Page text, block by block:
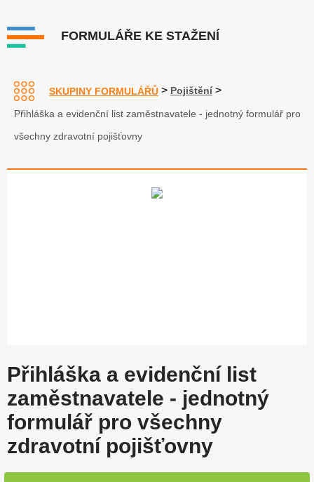
FORMULÁŘE KE STAŽENÍ
SKUPINY FORMULÁŘŮ > Pojištění >
Přihláška a evidenční list zaměstnavatele - jednotný formulář pro
všechny zdravotní pojišťovny
Přihláška a evidenční list
zaměstnavatele - jednotný
formulář pro všechny
zdravotní pojišťovny